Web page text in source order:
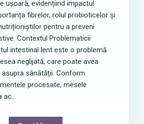
ușoară, evidențiind impactul
fibrelor, rolul probioticelor și
pentru a preveni
Contextul Problematicii
intestinal lent este o problemă
neglijată, care poate avea
sănătății. Conform
procesate, mesele
ac...